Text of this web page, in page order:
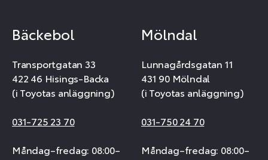
Bäckebol
Transportgatan 33
422 46 Hisings-Backa
(i Toyotas anläggning)
031-725 23 70
Måndag–fredag: 08:00–
Mölndal
Lunnagårdsgatan 11
431 90 Mölndal
(i Toyotas anläggning)
031-750 24 70
Måndag–fredag: 08:00–